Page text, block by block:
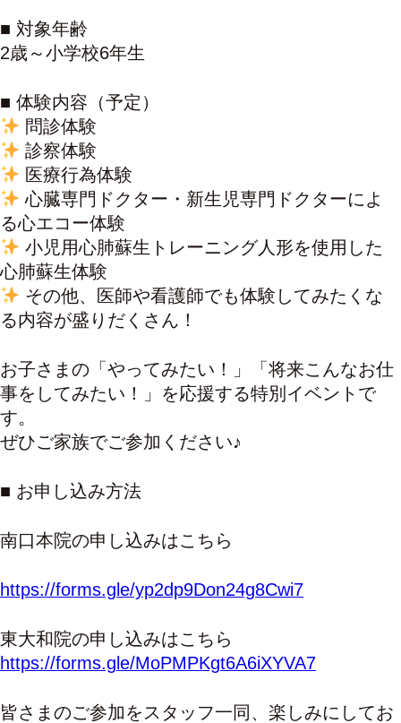
■ 対象年齢
2歳～小学校6年生
■ 体験内容（予定）
問診体験
診察体験
医療行為体験
心臓専門ドクター・新生児専門ドクターによ
る心エコー体験
小児用心肺蘇生トレーニング人形を使用した
心肺蘇生体験
その他、医師や看護師でも体験してみたくな
る内容が盛りだくさん！
お子さまの「やってみたい！」「将来こんなお仕
事をしてみたい！」を応援する特別イベントで
す。
ぜひご家族でご参加ください♪
■ お申し込み方法
南口本院の申し込みはこちら
https://forms.gle/yp2dp9Don24g8Cwi7
東大和院の申し込みはこちら
https://forms.gle/MoPMPKgt6A6iXYVA7
皆さまのご参加をスタッフ一同、楽しみにしてお